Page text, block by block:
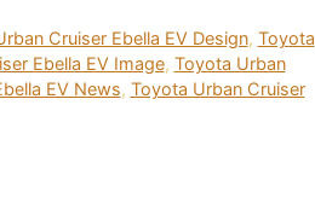
Cruiser Ebella EV Design, Toyota
Ebella EV Image, Toyota Urban
EV News, Toyota Urban Cruiser